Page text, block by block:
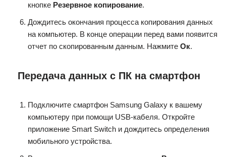
кнопке Резервное копирование.
Дождитесь окончания процесса копирования данных
на компьютер. В конце операции перед вами появится
отчет по скопированным данным. Нажмите Ок.
Передача данных с ПК на смартфон
Подключите смартфон Samsung Galaxy к вашему
компьютеру при помощи USB-кабеля. Откройте
приложение Smart Switch и дождитесь определения
мобильного устройства.